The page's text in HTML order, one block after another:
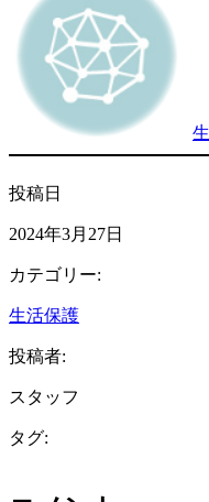
投稿日
2024年3月27日
カテゴリー:
生活保護
投稿者:
スタッフ
タグ: